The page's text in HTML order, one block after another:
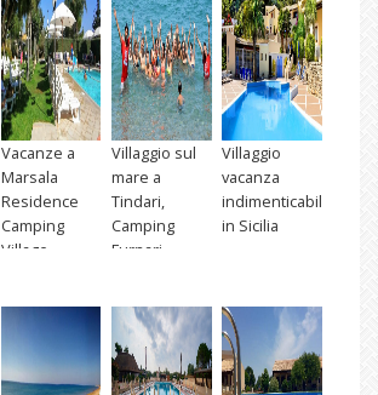
Vacanze a
Marsala
Residence
Camping
Village
Villaggio sul
mare a
Tindari,
Camping
Furnari
Villaggio
vacanza
indimenticabile
in Sicilia